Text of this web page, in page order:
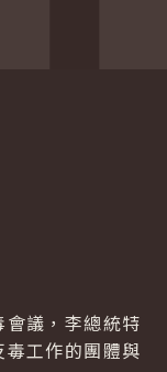
議，李總統特
工作的團體與